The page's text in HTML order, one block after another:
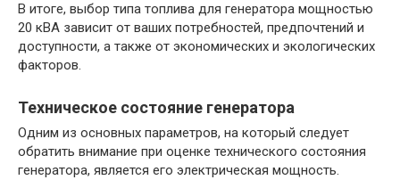
В итоге, выбор типа топлива для генератора мощностью
20 кВА зависит от ваших потребностей, предпочтений и
доступности, а также от экономических и экологических
факторов.
Техническое состояние генератора
Одним из основных параметров, на который следует
обратить внимание при оценке технического состояния
генератора, является его электрическая мощность.